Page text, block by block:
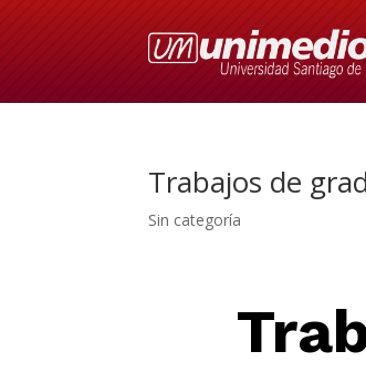
Trabajos de
Sin categoría